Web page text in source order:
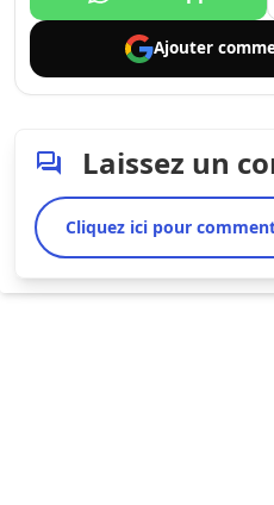
Ajouter
Laissez un
Cliquez ici pour